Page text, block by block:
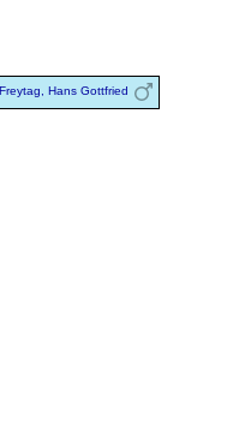
Freytag, Hans Gottfried